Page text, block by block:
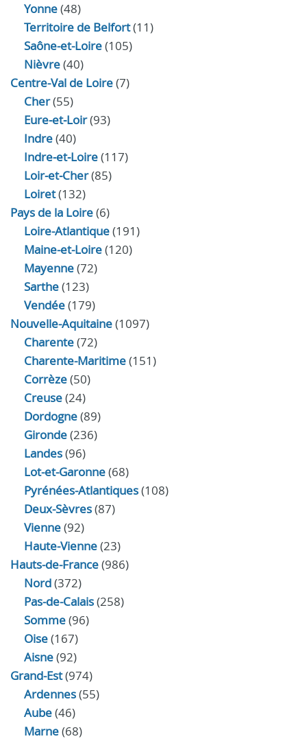
Yonne(48)
Territoire de Belfort(11)
Saône-et-Loire(105)
Nièvre(40)
Centre-Val de Loire(7)
Cher(55)
Eure‑et‑Loir(93)
Indre(40)
Indre‑et‑Loire(117)
Loir‑et‑Cher(85)
Loiret(132)
Pays de la Loire(6)
Loire-Atlantique(191)
Maine-et-Loire(120)
Mayenne(72)
Sarthe(123)
Vendée(179)
Nouvelle-Aquitaine(1097)
Charente(72)
Charente-Maritime(151)
Corrèze(50)
Creuse(24)
Dordogne(89)
Gironde(236)
Landes(96)
Lot-et-Garonne(68)
Pyrénées-Atlantiques(108)
Deux-Sèvres(87)
Vienne(92)
Haute-Vienne(23)
Hauts-de-France(986)
Nord(372)
Pas-de-Calais(258)
Somme(96)
Oise(167)
Aisne(92)
Grand-Est(974)
Ardennes(55)
Aube(46)
Marne(68)